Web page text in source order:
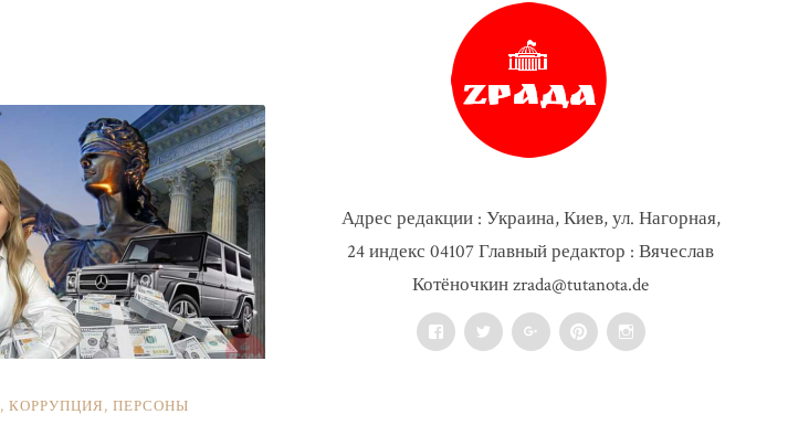
, КОРРУПЦИЯ, ПЕРСОНЫ
Адрес редакции : Украина, Киев, ул. Нагорная,
24 индекс 04107 Главный редактор : Вячеслав
Котёночкин zrada@tutanota.de
FacebookTwitter Google+PinterestInstagram